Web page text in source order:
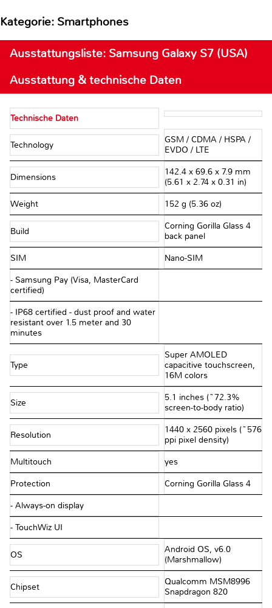
Kategorie: Smartphones
Ausstattungsliste: Samsung Galaxy S7 (USA)
Ausstattung & technische Daten
Technische Daten
Technology
GSM / CDMA / HSPA /
EVDO / LTE
Dimensions
142.4 x 69.6 x 7.9 mm
(5.61 x 2.74 x 0.31 in)
Weight 152 g (5.36 oz)
Build
Corning Gorilla Glass 4
back panel
SIM Nano-SIM
- Samsung Pay (Visa, MasterCard
certified)
- IP68 certified - dust proof and water
resistant over 1.5 meter and 30
minutes
Type
Super AMOLED
capacitive touchscreen,
16M colors
Size
5.1 inches (~72.3%
screen-to-body ratio)
Resolution
1440 x 2560 pixels (~576
ppi pixel density)
Multitouch yes
Protection Corning Gorilla Glass 4
- Always-on display
- TouchWiz UI
OS
Android OS, v6.0
(Marshmallow)
Chipset
Qualcomm MSM8996
Snapdragon 820